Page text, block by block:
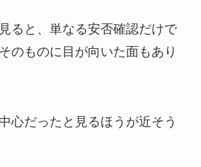
ると、単なる安否確認だけで
のものに目が向いた面もあり
心だったと見るほうが近そう